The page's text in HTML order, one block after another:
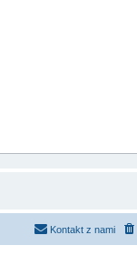
Kontakt z nami